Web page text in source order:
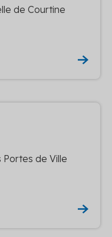
de Courtine
de Ville